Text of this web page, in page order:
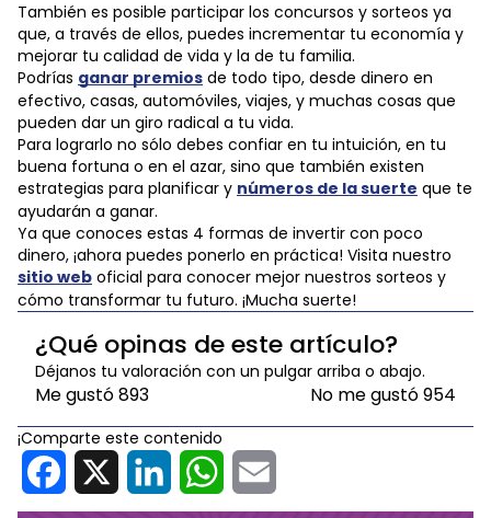
También es posible participar los concursos y sorteos ya
que, a través de ellos, puedes incrementar tu economía y
mejorar tu calidad de vida y la de tu familia.
Podrías ganar premios de todo tipo, desde dinero en
efectivo, casas, automóviles, viajes, y muchas cosas que
pueden dar un giro radical a tu vida.
Para lograrlo no sólo debes confiar en tu intuición, en tu
buena fortuna o en el azar, sino que también existen
estrategias para planificar y números de la suerte que te
ayudarán a ganar.
Ya que conoces estas 4 formas de invertir con poco
dinero, ¡ahora puedes ponerlo en práctica! Visita nuestro
sitio web oficial para conocer mejor nuestros sorteos y
cómo transformar tu futuro. ¡Mucha suerte!
¿Qué opinas de este artículo?
Déjanos tu valoración con un pulgar arriba o abajo.
Me gustó893 No me gustó954
¡Comparte este contenido
Facebook LinkedInWhatsApp